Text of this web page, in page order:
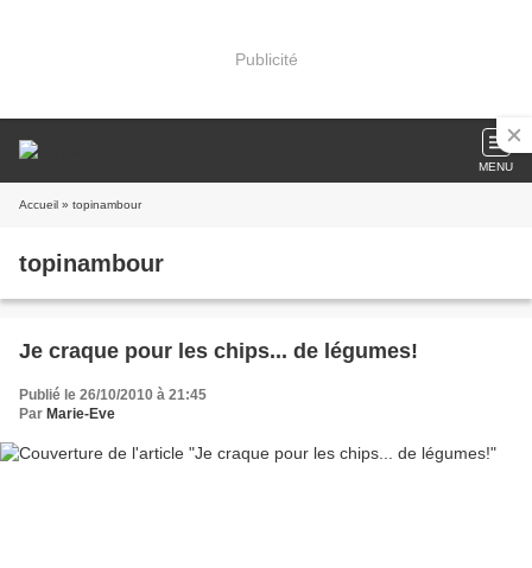
Publicité
MENU
Accueil » topinambour
topinambour
Je craque pour les chips... de légumes!
Publié le 26/10/2010 à 21:45
Par Marie-Eve